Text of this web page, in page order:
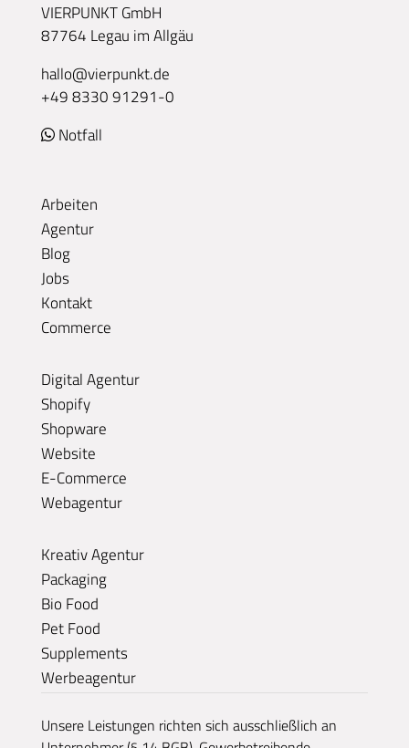
VIERPUNKT GmbH
87764 Legau im Allgäu
hallo@vierpunkt.de
+49 8330 91291-0
Notfall
Arbeiten
Agentur
Blog
Jobs
Kontakt
Commerce
Digital Agentur
Shopify
Shopware
Website
E-Commerce
Webagentur
Kreativ Agentur
Packaging
Bio Food
Pet Food
Supplements
Werbeagentur
Unsere Leistungen richten sich ausschließlich an